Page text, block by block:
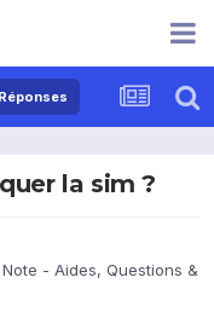
la sim ?
- Aides, Questions &